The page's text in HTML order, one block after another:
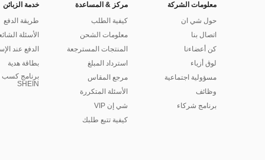
معلومات الشركة
حول شي ان
اتصال بنا
كن أعضاءنا
لوق أزياء
مسؤولية اجتماعية
وظائف
برنامج شركاء
مركز & المساعدة
كيفية الطلب
معلومات الشحن
المنتجات المسترجعة
استرداد المبلغ
مرجع المقاس
الأسئلة المتكررة
شي إن VIP
كيفية تتبع طلبك
خدمة الزبائن
طريقة الدفع
الأسئلة
الدفع عند
بطاقة هدية
برنامج كسب
SHEIN